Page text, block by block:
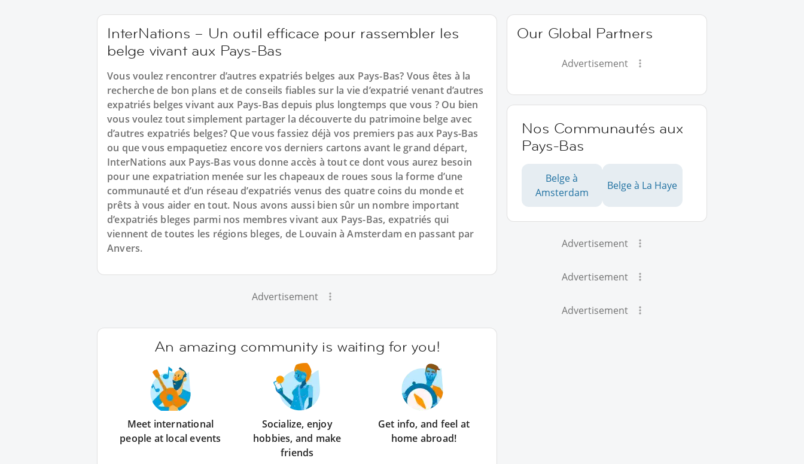
InterNations – Un outil efficace pour rassembler les
belge vivant aux Pays-Bas
Vous voulez rencontrer d’autres expatriés belges aux Pays-Bas? Vous êtes à la
recherche de bon plans et de conseils fiables sur la vie d’expatrié venant d’autres
expatriés belges vivant aux Pays-Bas depuis plus longtemps que vous ? Ou bien
vous voulez tout simplement partager la découverte du patrimoine belge avec
d’autres expatriés belges? Que vous fassiez déjà vos premiers pas aux Pays-Bas
ou que vous empaquetiez encore vos derniers cartons avant le grand départ,
InterNations aux Pays-Bas vous donne accès à tout ce dont vous aurez besoin
pour une expatriation menée sur les chapeaux de roues sous la forme d’une
communauté et d’un réseau d’expatriés venus des quatre coins du monde et
prêts à vous aider en tout. Nous avons aussi bien sûr un nombre important
d’expatriés bleges parmi nos membres vivant aux Pays-Bas, expatriés qui
viennent de toutes les régions bleges, de Louvain à Amsterdam en passant par
Anvers.
Advertisement
An amazing community is waiting for you!
Meet international
people at local events
Socialize, enjoy
hobbies, and make
friends
Get info, and feel at
home abroad!
Our Global Partners
Advertisement
Nos Communautés aux
Pays-Bas
Belge à
Amsterdam
Belge à La Haye
Advertisement
Advertisement
Advertisement